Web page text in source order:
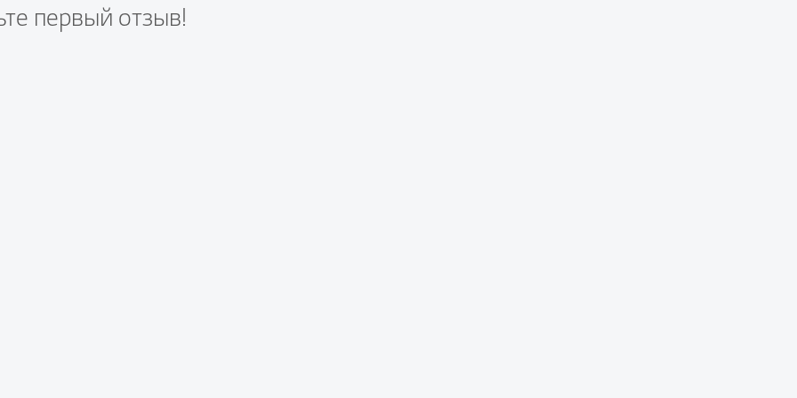
первый отзыв!
вопрос первым!